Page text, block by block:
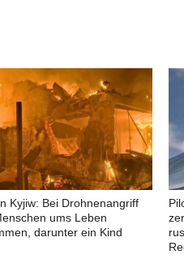
Kyjiw: Bei Drohnenangriff
ums Leben
darunter ein Kind